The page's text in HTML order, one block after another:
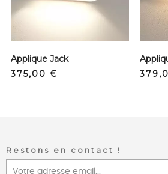
Applique Jack
Prix
375,00 €
Prix
Restons en contact !